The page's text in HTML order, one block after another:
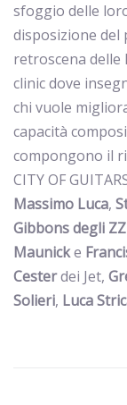
sfoggio delle
disposizione del
retroscena
clinic dove
chi vuole
capacità
compongono il
CITY OF
Massimo Luca,
Gibbons degli
Maunicke
Cesterdei Jet,
Solieri, Luca